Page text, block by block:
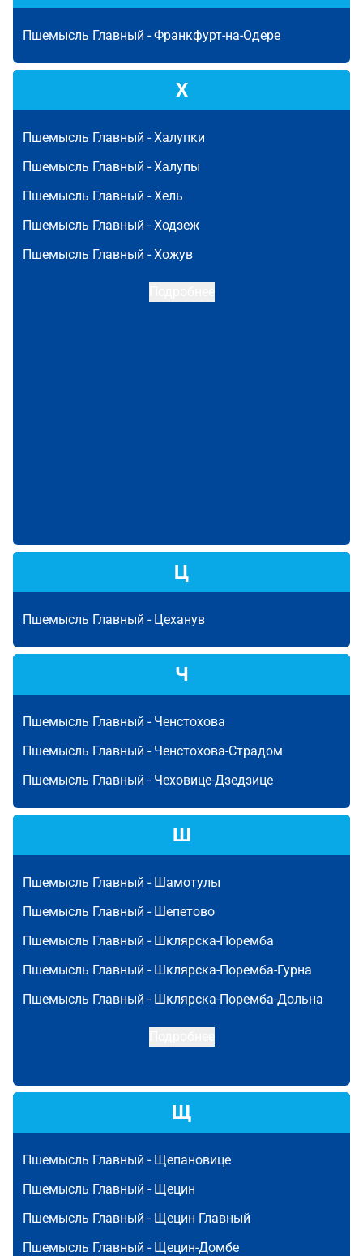
Пшемысль Главный -Франкфурт-на-Одере
Х
Пшемысль Главный -Халупки
Пшемысль Главный -Халупы
Пшемысль Главный -Хель
Пшемысль Главный -Ходзеж
Пшемысль Главный -Хожув
Ц
Пшемысль Главный - Цеханув
Ч
Пшемысль Главный - Ченстохова
Пшемысль Главный - Ченстохова-Страдом
Пшемысль Главный - Чеховице-Дзедзице
Ш
Пшемысль Главный - Шамотулы
Пшемысль Главный - Шепетово
Пшемысль Главный - Шклярска-Поремба
Пшемысль Главный - Шклярска-Поремба-Гурна
Пшемысль Главный - Шклярска-Поремба-Дольна
Щ
Пшемысль Главный - Щепановице
Пшемысль Главный - Щецин
Пшемысль Главный - Щецин Главный
Пшемысль Главный - Щецин-Домбе